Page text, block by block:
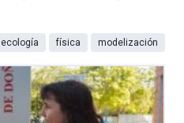
ecología física modelización